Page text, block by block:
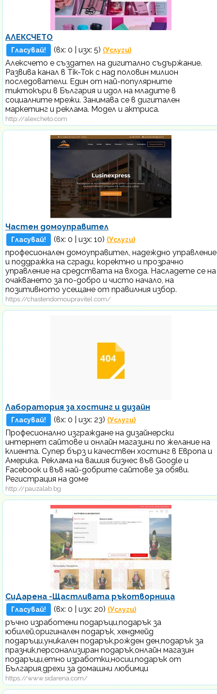
АЛЕКСЧЕТО
Гласувай! (вх: 0 | изх: 5) (Услуги)
Алексчето е създател на дигитално съдържание.
Развива канал в Tik-Tok с над половин милион
последователи. Един от най-популярните
тиктокъри в България и идол на младите в
социалните мрежи. Занимава се в дигитален
маркетинг и реклама. Модел и актриса.
http://alexcheto.com
Частен домоуправител
Гласувай! (вх: 0 | изх: 10) (Услуги)
професионален домоуправител, надеждно управление
и поддражка на сгради, коректно и прозрачно
управление на средствата на входа. Насладете се на
очакването за по-добро и чисто начало, на
позитивното усещане от правилния избор.
https://chastendomoupravitel.com/
Лаборатория за хостинг и дизайн
Гласувай! (вх: 0 | изх: 23) (Услуги)
Професионално изграждане на дизайнерски
интернет сайтове и онлайн магазини по желание на
клиента. Супер бърз и качествен хостинг в Европа и
Америка. Реклама на вашия бизнес във Google и
Facebook и във най-добрите сайтове за обяви.
Регистрация на доме
http://pauzalab.bg
СиДарена -Щастливата ръкотворница
Гласувай! (вх: 0 | изх: 20) (Услуги)
ръчно изработени подаръци,подарък за
юбилей,оригинален подарък, хендмейд
подаръци,уникален подарък,рожден ден,подарък за
празник,персонализиран подарък,онлайн магазин
подаръци,етно изработки,носии,подарък от
България,дрехи за домашни любимци
https://www.sidarena.com/